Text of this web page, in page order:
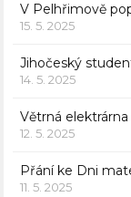
V Pelhřimově
15. 5. 2025
Jihočeský
14. 5. 2025
Větrná
12. 5. 2025
Přání ke Dni
11. 5. 2025